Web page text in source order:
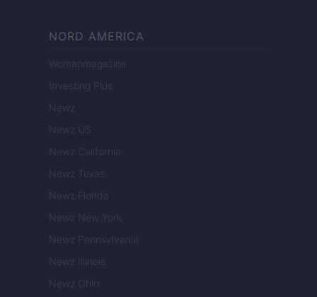
NORD AMERICA
Womanmagazine
Investing Plus
Newz
Newz US
Newz California
Newz Texas
Newz Florida
Newz New York
Newz Pennsylvania
Newz Illinois
Newz Ohio